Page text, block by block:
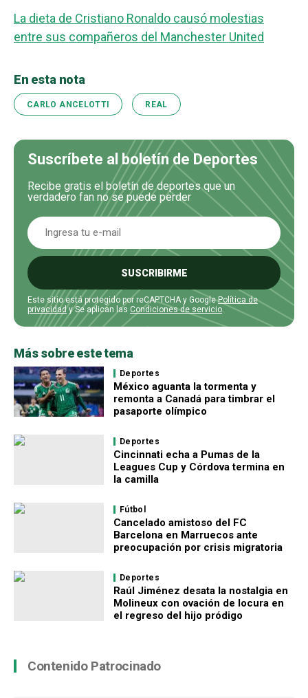
La dieta de Cristiano Ronaldo causó molestias
entre sus compañeros del Manchester United
En esta nota
CARLO ANCELOTTI REAL
Suscríbete al boletín de Deportes
Recibe gratis el boletín de deportes que un
verdadero fan no se puede perder
SUSCRIBIRME
Este sitio está protegido por reCAPTCHA y GooglePolítica de
privacidady Se aplican las Condiciones de servicio
Más sobre este tema
Deportes
México aguanta la tormenta y
remonta a Canadá para timbrar el
pasaporte olímpico
Deportes
Cincinnati echa a Pumas de la
Leagues Cup y Córdova termina en
la camilla
Fútbol
Cancelado amistoso del FC
Barcelona en Marruecos ante
preocupación por crisis migratoria
Deportes
Raúl Jiménez desata la nostalgia en
Molineux con ovación de locura en
el regreso del hijo pródigo
Contenido Patrocinado